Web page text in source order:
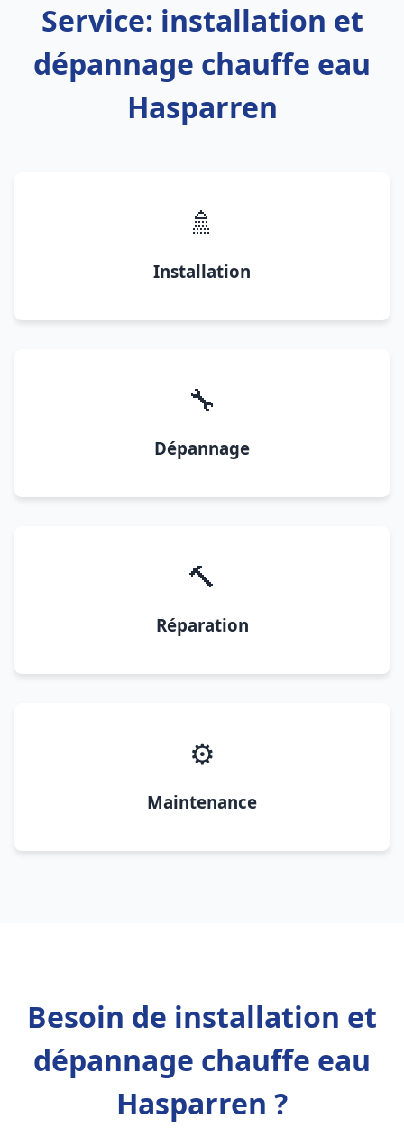
Service: installation et
dépannage chauffe eau
Hasparren
🚿
Installation
🔧
Dépannage
🔨
Réparation
⚙️
Maintenance
Besoin de installation et
dépannage chauffe eau
Hasparren ?